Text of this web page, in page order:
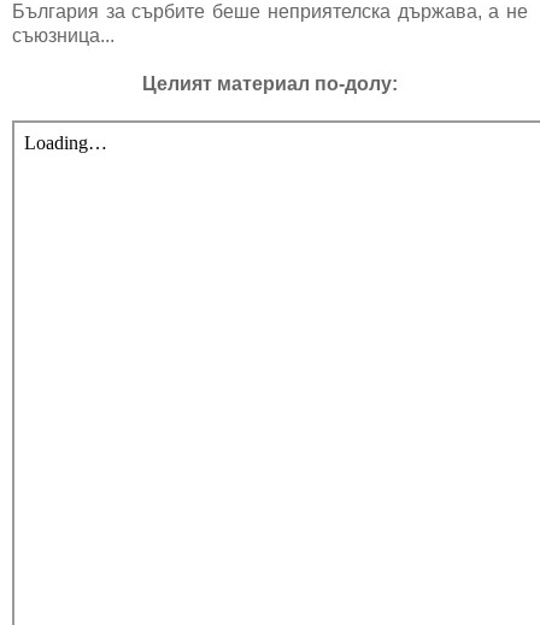
България за сърбите беше неприятелска държава, а не
съюзница...
Целият материал по-долу: